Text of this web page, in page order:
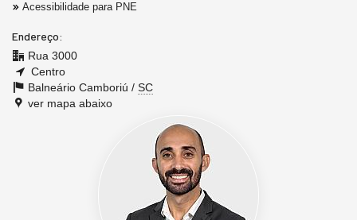
Acessibilidade para PNE
Endereço:
Rua 3000
Centro
Balneário Camboriú / SC
ver mapa abaixo